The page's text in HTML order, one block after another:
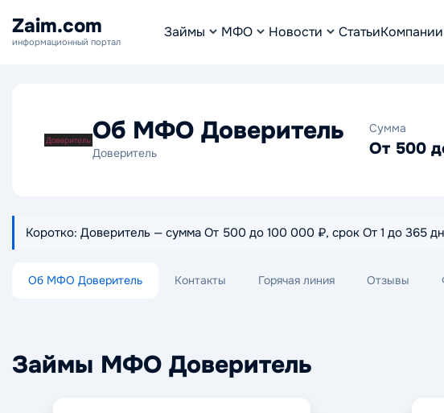
Zaim.com
информационный портал
Займы МФО Новости СтатьиКомпании
Об МФО Доверитель
Доверитель
Сумма
От 500
Коротко: Доверитель — сумма От 500 до 100 000 ₽, срок От 1 до 365
Об МФО Доверитель Контакты Горячая линия Отзывы
Займы МФО Доверитель